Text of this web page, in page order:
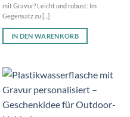
mit Gravur? Leicht und robust: Im
Gegensatz zu [...]
IN DEN WARENKORB